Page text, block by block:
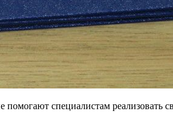
специалистам реализовать